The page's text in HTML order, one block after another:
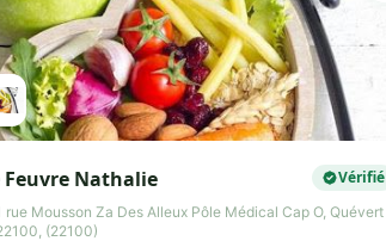
Feuvre Nathalie Vérifié
rue Mousson Za Des Alleux Pôle Médical Cap O, Quévert
(22100)